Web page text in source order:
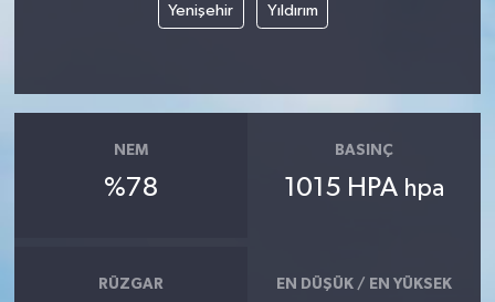
Yenişehir Yıldırım
NEM
%78
BASINÇ
1015 HPA hpa
RÜZGAR EN DÜŞÜK / EN YÜKSEK